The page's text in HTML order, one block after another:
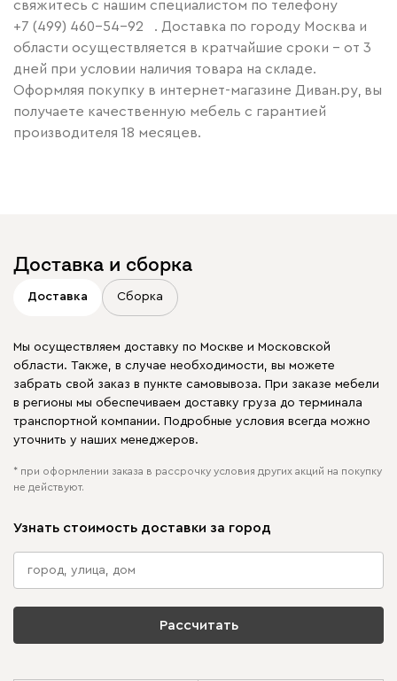
свяжитесь с нашим специалистом по телефону
+7 (499) 460-54-92
. Доставка по городу Москва и
области осуществляется в кратчайшие сроки – от 3
дней при условии наличия товара на складе.
Оформляя покупку в интернет-магазине Диван.ру, вы
получаете качественную мебель с гарантией
производителя 18 месяцев.
Доставка и сборка
Доставка Сборка
Мы осуществляем доставку по Москве и Московской
области. Также, в случае необходимости, вы можете
забрать свой заказ в пункте самовывоза. При заказе мебели
в регионы мы обеспечиваем доставку груза до терминала
транспортной компании. Подробные условия всегда можно
уточнить у наших менеджеров.
* при оформлении заказа в рассрочку условия других акций на покупку
не действуют.
Узнать стоимость доставки за город
Рассчитать